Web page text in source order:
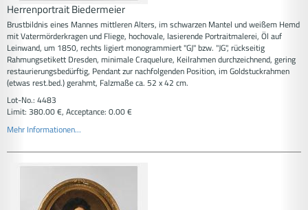
Herrenportrait Biedermeier
Brustbildnis eines Mannes mittleren Alters, im schwarzen Mantel und weißem Hemd
mit Vatermörderkragen und Fliege, hochovale, lasierende Portraitmalerei, Öl auf
Leinwand, um 1850, rechts ligiert monogrammiert "GJ" bzw. "JG", rückseitig
Rahmungsetikett Dresden, minimale Craquelure, Keilrahmen durchzeichnend, gering
restaurierungsbedürftig, Pendant zur nachfolgenden Position, im Goldstuckrahmen
(etwas rest.bed.) gerahmt, Falzmaße ca. 52 x 42 cm.
Lot-No.: 4483
Limit: 380.00 €, Acceptance: 0.00 €
Mehr Informationen...